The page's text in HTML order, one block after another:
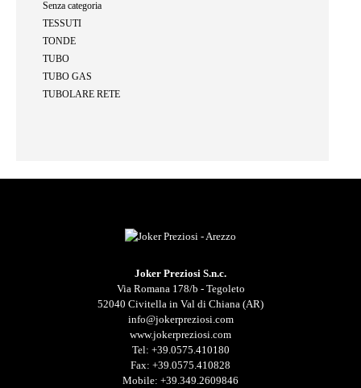
Senza categoria
TESSUTI
TONDE
TUBO
TUBO GAS
TUBOLARE RETE
Joker Preziosi S.n.c.
Via Romana 178/b - Tegoleto
52040 Civitella in Val di Chiana (AR)
info@jokerpreziosi.com
www.jokerpreziosi.com
Tel: +39.0575.410180
Fax: +39.0575.410828
Mobile: +39.349.2609846